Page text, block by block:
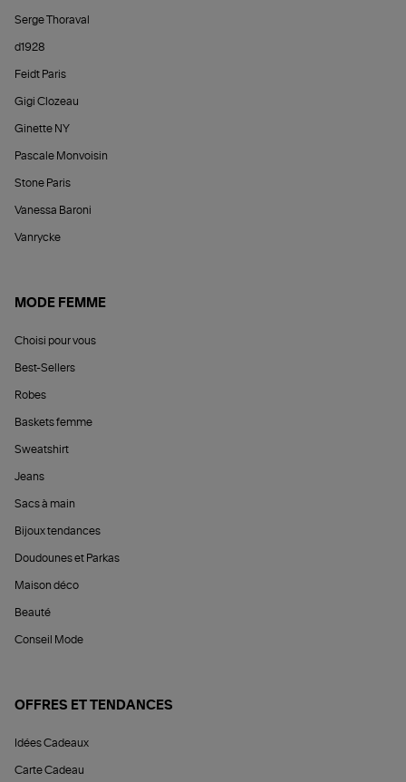
Serge Thoraval
d1928
Feidt Paris
Gigi Clozeau
Ginette NY
Pascale Monvoisin
Stone Paris
Vanessa Baroni
Vanrycke
MODE FEMME
Choisi pour vous
Best-Sellers
Robes
Baskets femme
Sweatshirt
Jeans
Sacs à main
Bijoux tendances
Doudounes et Parkas
Maison déco
Beauté
Conseil Mode
OFFRES ET TENDANCES
Idées Cadeaux
Carte Cadeau